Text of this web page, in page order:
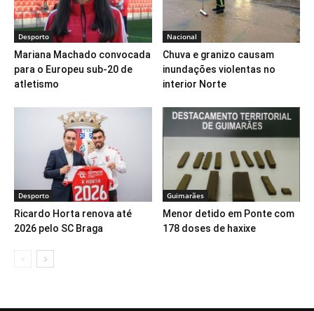
Desporto
Mariana Machado convocada
para o Europeu sub-20 de
atletismo
Nacional
Chuva e granizo causam
inundações violentas no
interior Norte
Desporto
Ricardo Horta renova até
2026 pelo SC Braga
Guimarães
Menor detido em Ponte com
178 doses de haxixe